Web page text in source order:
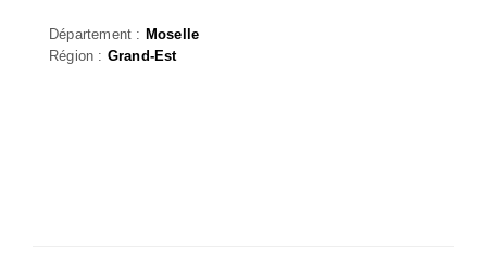
Département : Moselle
Région : Grand-Est